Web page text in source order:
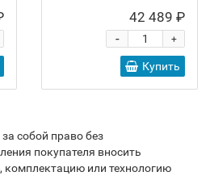
42 489 ₽
+
-
Купить
собой право без
покупателя вносить
комплектацию или технологию